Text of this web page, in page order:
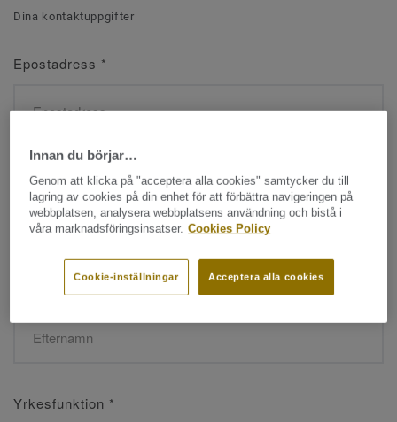
Dina kontaktuppgifter
Epostadress *
Namn*
Efternamn*
Yrkesfunktion *
Innan du börjar…
Genom att klicka på "acceptera alla cookies" samtycker du till
lagring av cookies på din enhet för att förbättra navigeringen på
webbplatsen, analysera webbplatsens användning och bistå i
våra marknadsföringsinsatser. Cookies Policy
Acceptera alla cookies
Cookie-inställningar